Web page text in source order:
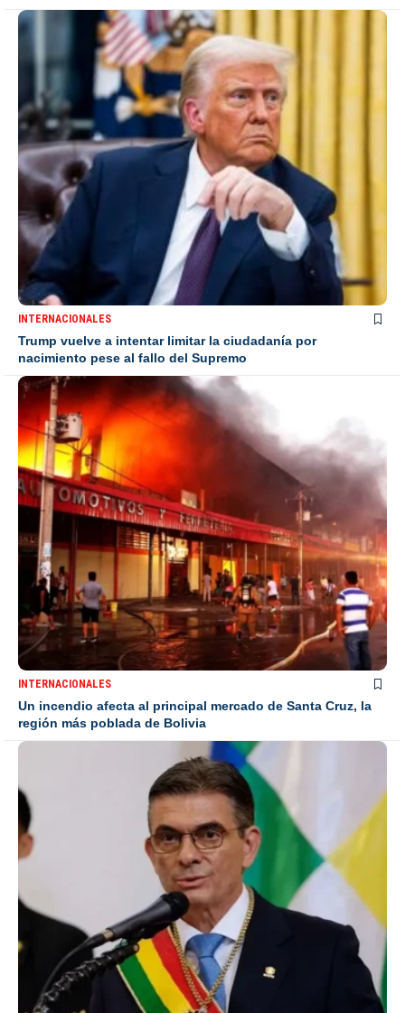
INTERNACIONALES
Trump vuelve a intentar limitar la ciudadanía por
nacimiento pese al fallo del Supremo
INTERNACIONALES
Un incendio afecta al principal mercado de Santa Cruz, la
región más poblada de Bolivia